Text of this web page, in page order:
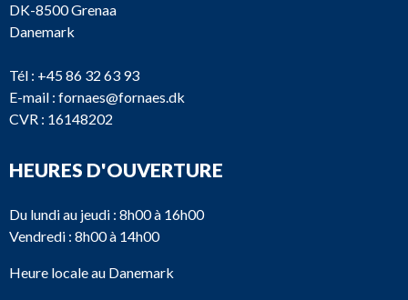
DK-8500 Grenaa
Danemark
Tél : +45 86 32 63 93
E-mail : fornaes@fornaes.dk
CVR : 16148202
HEURES D'OUVERTURE
Du lundi au jeudi : 8h00 à 16h00
Vendredi : 8h00 à 14h00
Heure locale au Danemark